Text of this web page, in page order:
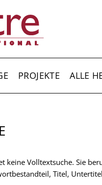
PROJEKTE ALLE
keine Volltextsuche. Sie
Titel,